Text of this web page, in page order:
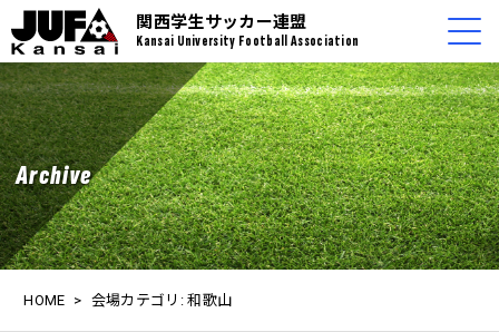
関西学生サッカー連盟
Kansai University Football Association
Archive
HOME > 会場カテゴリ:和歌山